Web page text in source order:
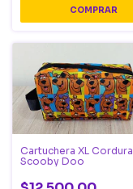
Cartuchera XL Cordura
Scooby Doo